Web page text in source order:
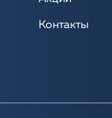
Контакты